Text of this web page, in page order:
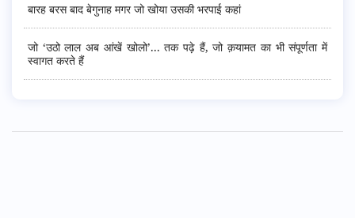
बारह बरस बाद बेगुनाह मगर जो खोया उसकी भरपाई कहां
जो ‘उठो लाल अब आंखें खोलो’... तक पढ़े हैं, जो क़यामत का भी संपूर्णता में
स्वागत करते हैं